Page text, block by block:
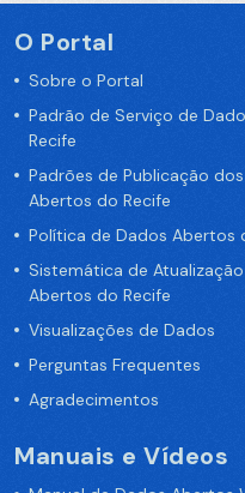
O Portal
Sobre o Portal
Padrão de Serviço de
Recife
Padrões de Publicação
Abertos do Recife
Política de Dados Abertos
Sistemática de
Abertos do Recife
Visualizações de Dados
Perguntas Frequentes
Agradecimentos
Manuais e Vídeos